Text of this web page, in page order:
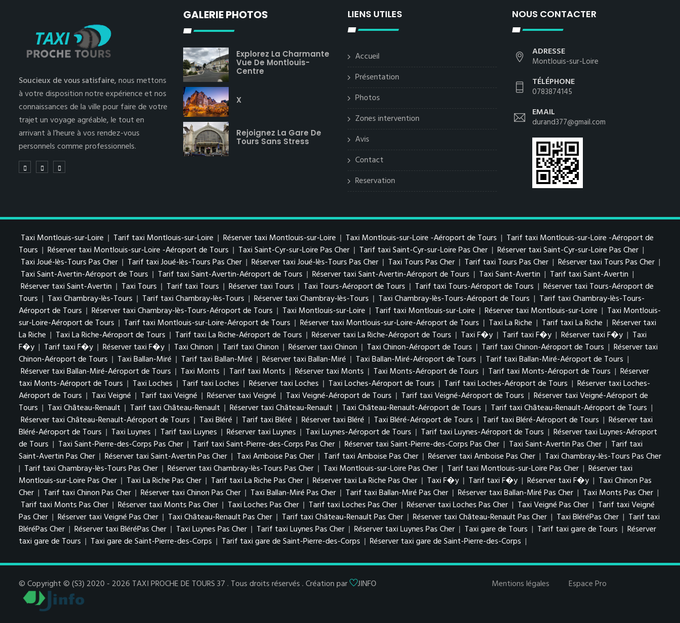
Soucieux de vous satisfaire,nous mettons
à votre disposition notre expérience et nos
connaissances de la ville pour faire de votre
trajet un voyage agréable, le tout en
arrivant à l’heure à vos rendez-vous
personnels comme professionnels.
GALERIE PHOTOS
Explorez La Charmante
Vue De Montlouis-
Centre
X
Rejoignez La Gare De
Tours Sans Stress
LIENS UTILES
Accueil
Présentation
Photos
Zones intervention
Avis
Contact
Reservation
NOUS CONTACTER
ADRESSE
Montlouis-sur-Loire
TÉLÉPHONE
0783874145
EMAIL
durand377@gmail.com
Taxi Montlouis-sur-Loire | Tarif taxi Montlouis-sur-Loire | Réserver taxi Montlouis-sur-Loire | Taxi Montlouis-sur-Loire -Aéroport de Tours | Tarif taxi Montlouis-sur-Loire -Aéroport de
Tours | Réserver taxi Montlouis-sur-Loire -Aéroport de Tours | Taxi Saint-Cyr-sur-Loire Pas Cher | Tarif taxi Saint-Cyr-sur-Loire Pas Cher | Réserver taxi Saint-Cyr-sur-Loire Pas Cher |
Taxi Joué-lès-Tours Pas Cher | Tarif taxi Joué-lès-Tours Pas Cher | Réserver taxi Joué-lès-Tours Pas Cher | Taxi Tours Pas Cher | Tarif taxi Tours Pas Cher | Réserver taxi Tours Pas Cher |
Taxi Saint-Avertin-Aéroport de Tours | Tarif taxi Saint-Avertin-Aéroport de Tours | Réserver taxi Saint-Avertin-Aéroport de Tours | Taxi Saint-Avertin | Tarif taxi Saint-Avertin |
Réserver taxi Saint-Avertin | Taxi Tours | Tarif taxi Tours | Réserver taxi Tours | Taxi Tours-Aéroport de Tours | Tarif taxi Tours-Aéroport de Tours | Réserver taxi Tours-Aéroport de
Tours | Taxi Chambray-lès-Tours | Tarif taxi Chambray-lès-Tours | Réserver taxi Chambray-lès-Tours | Taxi Chambray-lès-Tours-Aéroport de Tours | Tarif taxi Chambray-lès-Tours-
Aéroport de Tours | Réserver taxi Chambray-lès-Tours-Aéroport de Tours | Taxi Montlouis-sur-Loire | Tarif taxi Montlouis-sur-Loire | Réserver taxi Montlouis-sur-Loire | Taxi Montlouis-
sur-Loire-Aéroport de Tours | Tarif taxi Montlouis-sur-Loire-Aéroport de Tours | Réserver taxi Montlouis-sur-Loire-Aéroport de Tours | Taxi La Riche | Tarif taxi La Riche | Réserver taxi
La Riche | Taxi La Riche-Aéroport de Tours | Tarif taxi La Riche-Aéroport de Tours | Réserver taxi La Riche-Aéroport de Tours | Taxi F�y | Tarif taxi F�y | Réserver taxi F�y | Taxi
F�y | Tarif taxi F�y | Réserver taxi F�y | Taxi Chinon | Tarif taxi Chinon | Réserver taxi Chinon | Taxi Chinon-Aéroport de Tours | Tarif taxi Chinon-Aéroport de Tours | Réserver taxi
Chinon-Aéroport de Tours | Taxi Ballan-Miré | Tarif taxi Ballan-Miré | Réserver taxi Ballan-Miré | Taxi Ballan-Miré-Aéroport de Tours | Tarif taxi Ballan-Miré-Aéroport de Tours |
Réserver taxi Ballan-Miré-Aéroport de Tours | Taxi Monts | Tarif taxi Monts | Réserver taxi Monts | Taxi Monts-Aéroport de Tours | Tarif taxi Monts-Aéroport de Tours | Réserver
taxi Monts-Aéroport de Tours | Taxi Loches | Tarif taxi Loches | Réserver taxi Loches | Taxi Loches-Aéroport de Tours | Tarif taxi Loches-Aéroport de Tours | Réserver taxi Loches-
Aéroport de Tours | Taxi Veigné | Tarif taxi Veigné | Réserver taxi Veigné | Taxi Veigné-Aéroport de Tours | Tarif taxi Veigné-Aéroport de Tours | Réserver taxi Veigné-Aéroport de
Tours | Taxi Château-Renault | Tarif taxi Château-Renault | Réserver taxi Château-Renault | Taxi Château-Renault-Aéroport de Tours | Tarif taxi Château-Renault-Aéroport de Tours |
Réserver taxi Château-Renault-Aéroport de Tours | Taxi Bléré | Tarif taxi Bléré | Réserver taxi Bléré | Taxi Bléré-Aéroport de Tours | Tarif taxi Bléré-Aéroport de Tours | Réserver taxi
Bléré-Aéroport de Tours | Taxi Luynes | Tarif taxi Luynes | Réserver taxi Luynes | Taxi Luynes-Aéroport de Tours | Tarif taxi Luynes-Aéroport de Tours | Réserver taxi Luynes-Aéroport
de Tours | Taxi Saint-Pierre-des-Corps Pas Cher | Tarif taxi Saint-Pierre-des-Corps Pas Cher | Réserver taxi Saint-Pierre-des-Corps Pas Cher | Taxi Saint-Avertin Pas Cher | Tarif taxi
Saint-Avertin Pas Cher | Réserver taxi Saint-Avertin Pas Cher | Taxi Amboise Pas Cher | Tarif taxi Amboise Pas Cher | Réserver taxi Amboise Pas Cher | Taxi Chambray-lès-Tours Pas Cher
| Tarif taxi Chambray-lès-Tours Pas Cher | Réserver taxi Chambray-lès-Tours Pas Cher | Taxi Montlouis-sur-Loire Pas Cher | Tarif taxi Montlouis-sur-Loire Pas Cher | Réserver taxi
Montlouis-sur-Loire Pas Cher | Taxi La Riche Pas Cher | Tarif taxi La Riche Pas Cher | Réserver taxi La Riche Pas Cher | Taxi F�y | Tarif taxi F�y | Réserver taxi F�y | Taxi Chinon Pas
Cher | Tarif taxi Chinon Pas Cher | Réserver taxi Chinon Pas Cher | Taxi Ballan-Miré Pas Cher | Tarif taxi Ballan-Miré Pas Cher | Réserver taxi Ballan-Miré Pas Cher | Taxi Monts Pas Cher |
Tarif taxi Monts Pas Cher | Réserver taxi Monts Pas Cher | Taxi Loches Pas Cher | Tarif taxi Loches Pas Cher | Réserver taxi Loches Pas Cher | Taxi Veigné Pas Cher | Tarif taxi Veigné
Pas Cher | Réserver taxi Veigné Pas Cher | Taxi Château-Renault Pas Cher | Tarif taxi Château-Renault Pas Cher | Réserver taxi Château-Renault Pas Cher | Taxi BléréPas Cher | Tarif taxi
BléréPas Cher | Réserver taxi BléréPas Cher | Taxi Luynes Pas Cher | Tarif taxi Luynes Pas Cher | Réserver taxi Luynes Pas Cher | Taxi gare de Tours | Tarif taxi gare de Tours | Réserver
taxi gare de Tours | Taxi gare de Saint-Pierre-des-Corps | Tarif taxi gare de Saint-Pierre-des-Corps | Réserver taxi gare de Saint-Pierre-des-Corps |
© Copyright © (S3) 2020 - 2026 TAXI PROCHE DE TOURS 37 . Tous droits réservés . Création par JINFO Mentions légales Espace Pro